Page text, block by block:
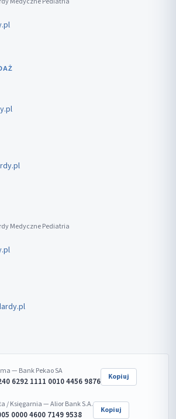
Medyczne Pediatria
— Bank Pekao SA
6292 1111 0010 4456 9876 Kopiuj
/ Księgarnia — Alior Bank S.A.
0000 4600 7149 9538 Kopiuj